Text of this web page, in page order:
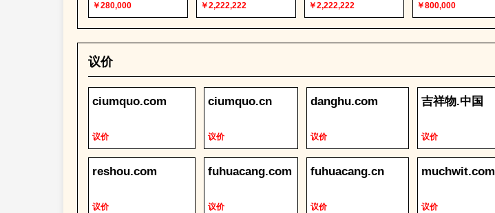
￥280,000 ￥2,222,222
￥2,222,222
￥800,000
议价
ciumquo.com
议价
ciumquo.cn
议价
danghu.com
议价
吉祥物.中国
议价
reshou.com
议价
fuhuacang.com
议价
fuhuacang.cn
议价
muchwit.com
议价